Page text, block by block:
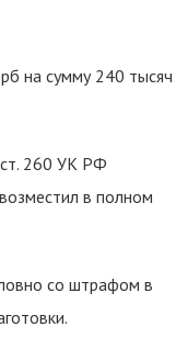
на сумму 240 тысяч
260 УК РФ
в полном
со штрафом в